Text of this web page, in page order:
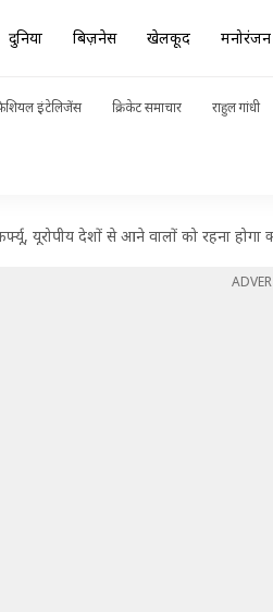
दुनिया बिज़नेस खेलकूद मनोरंजन
इंटेलिजेंस क्रिकेट समाचार राहुल गांधी
यूरोपीय देशों से आने वालों को रहना होगा